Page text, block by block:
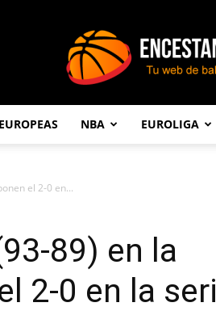
NBA EUROLIGA
el 2-0 en...
89) en la
2-0 en la